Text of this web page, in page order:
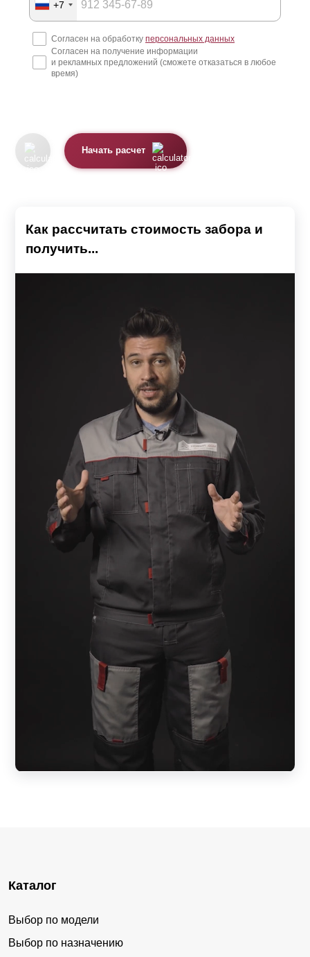
+7
Согласен на обработку персональных данных
Согласен на получение информации
и рекламных предложений (сможете отказаться в любое
время)
Начать расчет
Как рассчитать стоимость забора и
получить...
Каталог
Выбор по модели
Выбор по назначению